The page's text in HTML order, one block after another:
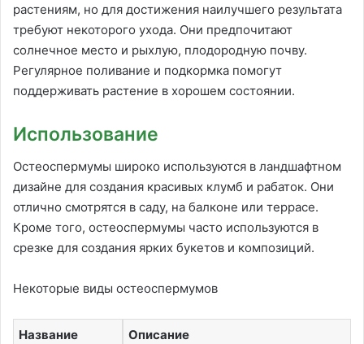
растениям, но для достижения наилучшего результата
требуют некоторого ухода. Они предпочитают
солнечное место и рыхлую, плодородную почву.
Регулярное поливание и подкормка помогут
поддерживать растение в хорошем состоянии.
Использование
Остеоспермумы широко используются в ландшафтном
дизайне для создания красивых клумб и рабаток. Они
отлично смотрятся в саду, на балконе или террасе.
Кроме того, остеоспермумы часто используются в
срезке для создания ярких букетов и композиций.
Некоторые виды остеоспермумов
Название Описание